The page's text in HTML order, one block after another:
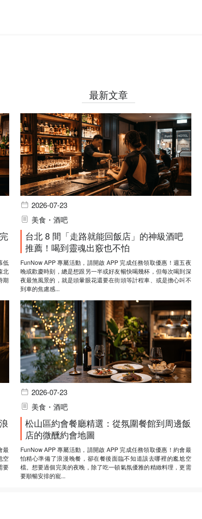
最新文章
低
北
期
2026-07-23
美食・酒吧
台北 8 間「走路就能回飯店」的神級酒吧
推薦！喝到靈魂出竅也不怕
FunNow APP 專屬活動，請開啟 APP 完成任務領取優惠！週五夜
晚或歡慶時刻，總是想跟另一半或好友暢快喝幾杯，但每次喝到深
夜最煞風景的，就是頭暈眼花還要在街頭等計程車、或是擔心叫不
到車的焦慮感...
最
空
要
2026-07-23
美食・酒吧
松山區約會餐廳精選：從氛圍餐館到周邊飯
店的微醺約會地圖
FunNow APP 專屬活動，請開啟 APP 完成任務領取優惠！約會最
怕精心準備了浪漫晚餐，卻在餐後面臨不知道該去哪裡的尷尬空
檔。想要過個完美的夜晚，除了吃一頓氣氛優雅的精緻料理，更需
要順暢安排的寵...